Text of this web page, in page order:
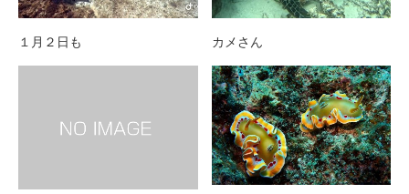
１月２日も カメさん